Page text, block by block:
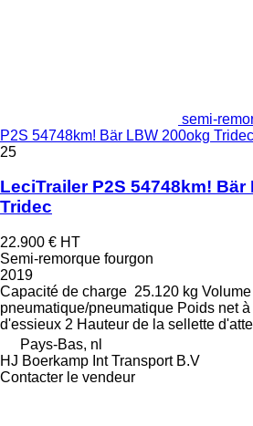
semi-
P2S 54748km! Bär LBW 200okg Tridec
25
LeciTrailer P2S 54748km! Bär
Tridec
22.900 € HT
Semi-remorque fourgon
2019
Capacité de charge 25.120 kg Volume
pneumatique/pneumatique Poids net
d'essieux 2 Hauteur de la sellette
Pays-Bas, nl
HJ Boerkamp Int Transport B.V
Contacter le vendeur